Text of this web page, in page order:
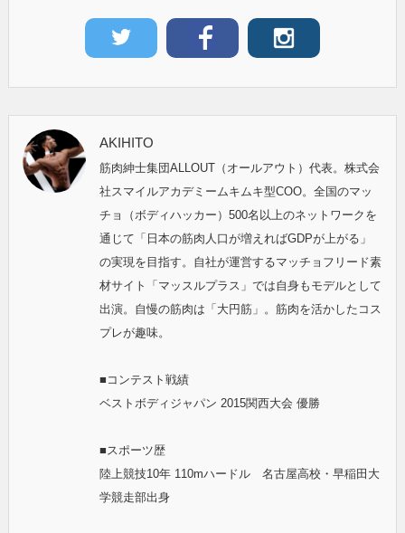
AKIHITO
筋肉紳士集団ALLOUT（オールアウト）代表。株式会
社スマイルアカデミームキムキ型COO。全国のマッ
チョ（ボディハッカー）500名以上のネットワークを
通じて「日本の筋肉人口が増えればGDPが上がる」
の実現を目指す。自社が運営するマッチョフリード素
材サイト「マッスルプラス」では自身もモデルとして
出演。自慢の筋肉は「大円筋」。筋肉を活かしたコス
プレが趣味。
■コンテスト戦績
ベストボディジャパン 2015関西大会 優勝
■スポーツ歴
陸上競技10年 110mハードル 名古屋高校・早稲田大
学競走部出身